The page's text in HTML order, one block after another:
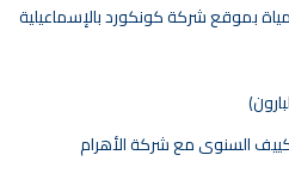
بموقع شركة كونكورد بالإسماعيلية
السنوى مع شركة الأهرام